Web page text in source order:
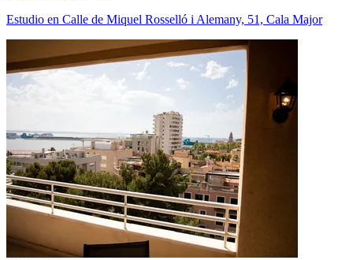
Estudio en Calle de Miquel Rosselló i Alemany, 51, Cala Major